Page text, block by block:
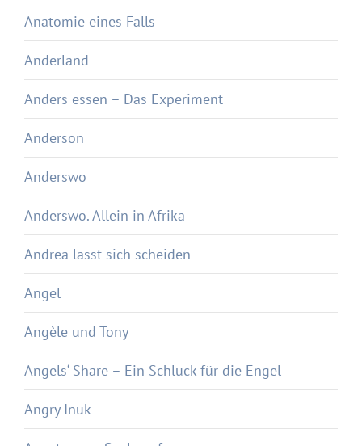
Anatomie eines Falls
Anderland
Anders essen – Das Experiment
Anderson
Anderswo
Anderswo. Allein in Afrika
Andrea lässt sich scheiden
Angel
Angèle und Tony
Angels‘ Share – Ein Schluck für die Engel
Angry Inuk